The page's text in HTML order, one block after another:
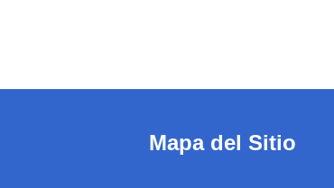
Mapa del Sitio